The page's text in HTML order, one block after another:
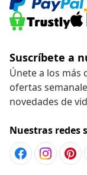
Suscríbete a
Únete a los más
ofertas
novedades de
Nuestras redes